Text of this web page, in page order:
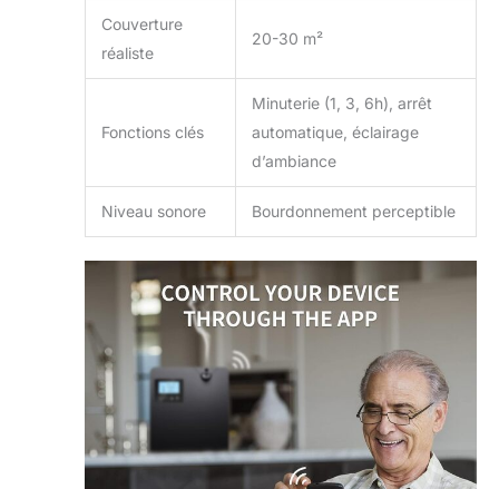
Couverture
réaliste
20-30 m²
Fonctions clés
Minuterie (1, 3, 6h), arrêt
automatique, éclairage
d’ambiance
Niveau sonore Bourdonnement perceptible